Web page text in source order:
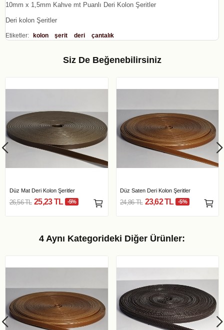
10mm x 1,5mm Kahve mt Puanlı Deri Kolon Şeritler
Deri kolon Şeritler
Etiketler: kolon şerit deri çantalık
Siz De Beğenebilirsiniz
Düz Mat Deri Kolon Şeritler
26,56 TL 25,23 TL -5%
Düz Saten Deri Kolon Şeritler
24,86 TL 23,62 TL -5%
4 Aynı Kategorideki Diğer Ürünler: